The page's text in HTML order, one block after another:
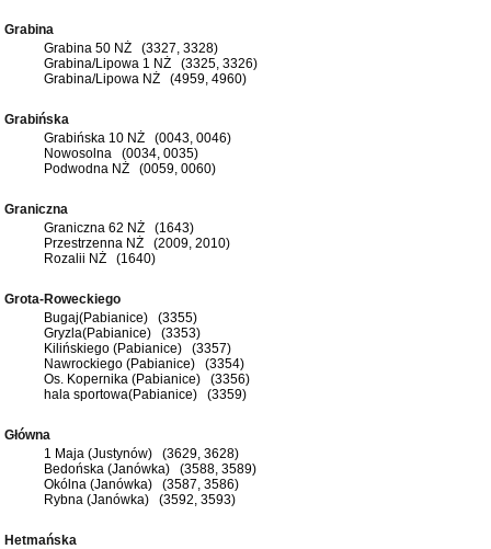
Grabina
Grabina 50 NŻ (3327, 3328)
Grabina/Lipowa 1 NŻ (3325, 3326)
Grabina/Lipowa NŻ (4959, 4960)
Grabińska
Grabińska 10 NŻ (0043, 0046)
Nowosolna (0034, 0035)
Podwodna NŻ (0059, 0060)
Graniczna
Graniczna 62 NŻ (1643)
Przestrzenna NŻ (2009, 2010)
Rozalii NŻ (1640)
Grota-Roweckiego
Bugaj(Pabianice) (3355)
Gryzla(Pabianice) (3353)
Kilińskiego (Pabianice) (3357)
Nawrockiego (Pabianice) (3354)
Os. Kopernika (Pabianice) (3356)
hala sportowa(Pabianice) (3359)
Główna
1 Maja (Justynów) (3629, 3628)
Bedońska (Janówka) (3588, 3589)
Okólna (Janówka) (3587, 3586)
Rybna (Janówka) (3592, 3593)
Hetmańska